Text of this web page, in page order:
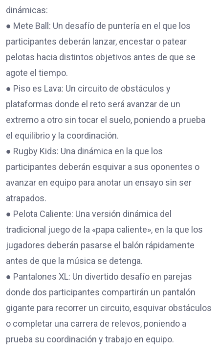
dinámicas:
● Mete Ball: Un desafío de puntería en el que los
participantes deberán lanzar, encestar o patear
pelotas hacia distintos objetivos antes de que se
agote el tiempo.
● Piso es Lava: Un circuito de obstáculos y
plataformas donde el reto será avanzar de un
extremo a otro sin tocar el suelo, poniendo a prueba
el equilibrio y la coordinación.
● Rugby Kids: Una dinámica en la que los
participantes deberán esquivar a sus oponentes o
avanzar en equipo para anotar un ensayo sin ser
atrapados.
● Pelota Caliente: Una versión dinámica del
tradicional juego de la «papa caliente», en la que los
jugadores deberán pasarse el balón rápidamente
antes de que la música se detenga.
● Pantalones XL: Un divertido desafío en parejas
donde dos participantes compartirán un pantalón
gigante para recorrer un circuito, esquivar obstáculos
o completar una carrera de relevos, poniendo a
prueba su coordinación y trabajo en equipo.